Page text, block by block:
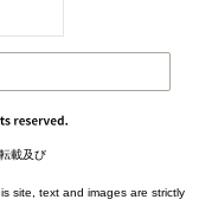
閉じる
載及び
site, text and images are strictly